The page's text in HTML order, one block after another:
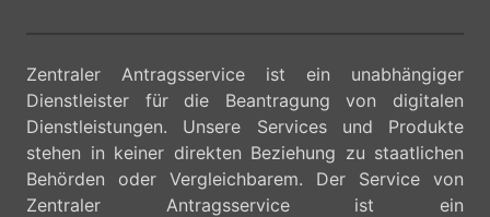
Zentraler Antragsservice ist ein unabhängiger
Dienstleister für die Beantragung von digitalen
Dienstleistungen. Unsere Services und Produkte
stehen in keiner direkten Beziehung zu staatlichen
Behörden oder Vergleichbarem. Der Service von
Zentraler Antragsservice ist ein